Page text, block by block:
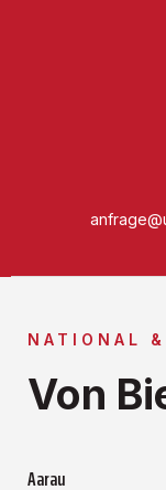
NATIONAL
Von
Aarau